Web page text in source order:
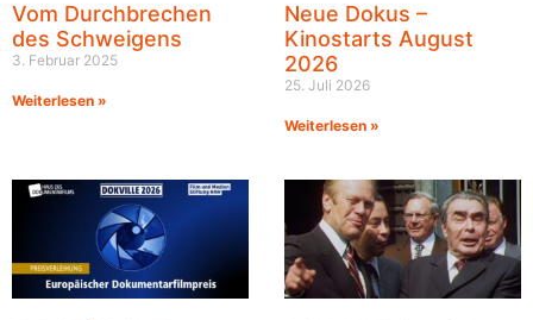
Vom Durchbrechen
des Schweigens
3. Februar 2025
Weiterlesen »
Neue Dokus –
Kinostarts August
2026
25. Juli 2026
Weiterlesen »